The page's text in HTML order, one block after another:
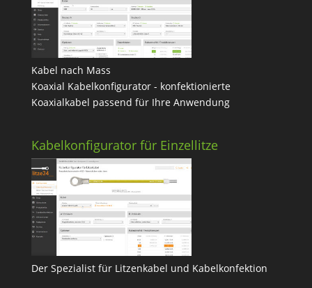
Kabel nach Mass
Koaxial Kabelkonfigurator - konfektionierte
Koaxialkabel passend für Ihre Anwendung
Kabelkonfigurator für Einzellitze
Der Spezialist für Litzenkabel und Kabelkonfektion